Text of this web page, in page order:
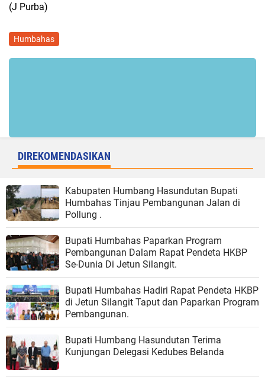
(J Purba)
Humbahas
DIREKOMENDASIKAN
Kabupaten Humbang Hasundutan Bupati
Humbahas Tinjau Pembangunan Jalan di
Pollung .
Bupati Humbahas Paparkan Program
Pembangunan Dalam Rapat Pendeta HKBP
Se-Dunia Di Jetun Silangit.
Bupati Humbahas Hadiri Rapat Pendeta HKBP
di Jetun Silangit Taput dan Paparkan Program
Pembangunan.
Bupati Humbang Hasundutan Terima
Kunjungan Delegasi Kedubes Belanda